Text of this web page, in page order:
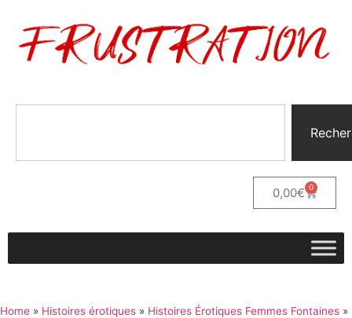
0,00€ 0
Home » Histoires érotiques » Histoires Érotiques Femmes Fontaines »